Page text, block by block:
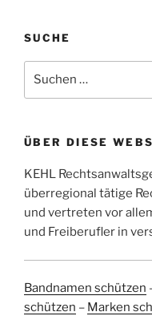
SUCHE
nach:
ÜBER DIESE
KEHL
überregional tätige
und vertreten vor
und Freiberufler in
Bandnamen schützen
schützen – Marken